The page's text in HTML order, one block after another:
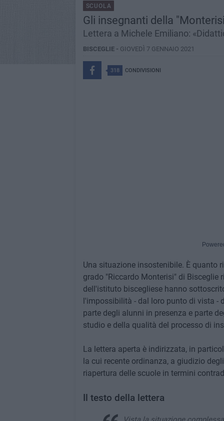
SCUOLA
Gli insegnanti della
Lettera a Michele Emiliano:
BISCEGLIE - GIOVEDÌ 7 GENNAIO 2021
318 CONDIVISIONI
Una situazione insostenibile. È quanto
grado "Riccardo Monterisi" di
dell'istituto biscegliese hanno
l'impossibilità - dal loro punto di vista -
parte degli alunni in presenza e parte
studio e della qualità del processo di
La lettera aperta è indirizzata, in
la cui recente ordinanza, a giudizio
riapertura delle scuole in termini
Il testo della lettera